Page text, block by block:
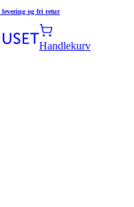
levering og fri retur
Handlekurv